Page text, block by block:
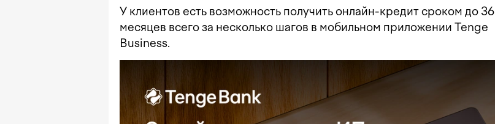
У клиентов есть возможность получить онлайн-кредит сроком до 36
месяцев всего за несколько шагов в мобильном приложении Tenge
Business.